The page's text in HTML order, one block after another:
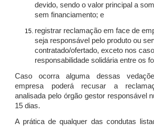
devido, sendo o valor principal a
sem financiamento; e
registrar reclamação em face de
seja responsável pelo produto ou
contratado/ofertado, exceto nos
responsabilidade solidária entre os
Caso ocorra alguma dessas
empresa poderá recusar a
analisada pelo órgão gestor responsável
15 dias.
A prática de qualquer das condutas